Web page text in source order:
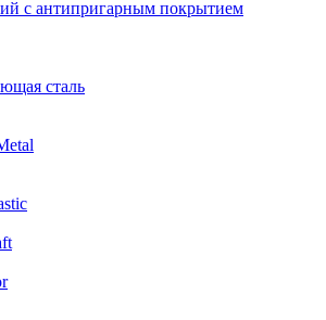
с антипригарным покрытием
сталь